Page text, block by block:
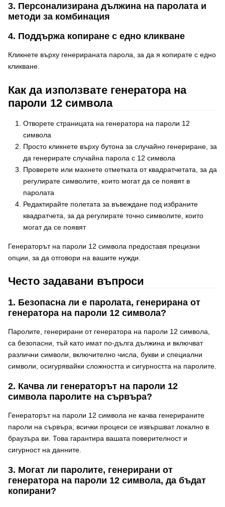
3. Персонализирана дължина на паролата и
методи за комбинация
4. Поддържа копиране с едно кликване
Кликнете върху генерираната парола, за да я копирате с едно
кликване.
Как да използвате генератора на
пароли 12 символа
Отворете страницата на генератора на пароли 12
символа
Просто кликнете върху бутона за случайно генериране, за
да генерирате случайна парола с 12 символа
Проверете или махнете отметката от квадратчетата, за да
регулирате символите, които могат да се появят в
паролата
Редактирайте полетата за въвеждане под избраните
квадратчета, за да регулирате точно символите, които
могат да се появят
Генераторът на пароли 12 символа предоставя прецизни
опции, за да отговори на вашите нужди.
Често задавани въпроси
1. Безопасна ли е паролата, генерирана от
генератора на пароли 12 символа?
Паролите, генерирани от генератора на пароли 12 символа,
са безопасни, тъй като имат по-дълга дължина и включват
различни символи, включително числа, букви и специални
символи, осигурявайки сложността и сигурността на паролите.
2. Качва ли генераторът на пароли 12
символа паролите на сървъра?
Генераторът на пароли 12 символа не качва генерираните
пароли на сървъра; всички процеси се извършват локално в
браузъра ви. Това гарантира вашата поверителност и
сигурност на данните.
3. Могат ли паролите, генерирани от
генератора на пароли 12 символа, да бъдат
копирани?